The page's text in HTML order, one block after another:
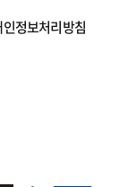
정보처리방침